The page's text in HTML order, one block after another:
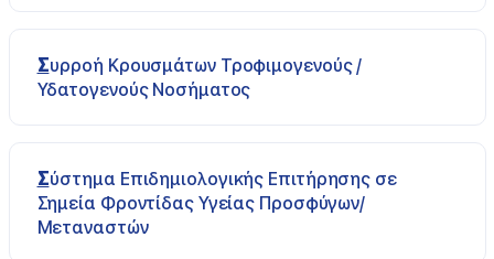
Συρροή Κρουσμάτων Τροφιμογενούς /
Υδατογενούς Νοσήματος
Σύστημα Επιδημιολογικής Επιτήρησης σε
Σημεία Φροντίδας Υγείας Προσφύγων/
Μεταναστών